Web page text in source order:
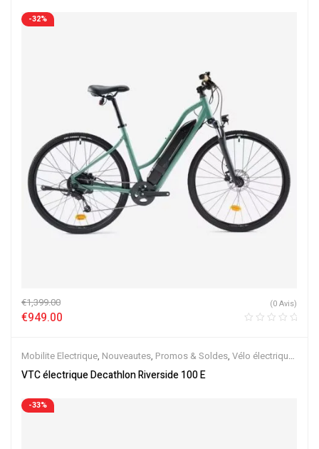
-32%
€1,399.00
€949.00
(0 Avis)
Mobilite Electrique, Nouveautes, Promos & Soldes, Vélo électrique
ville,Velos Electriques,VTC Electrique
VTC électrique Decathlon Riverside 100 E
-33%